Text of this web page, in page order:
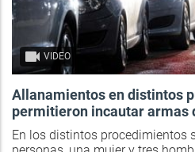
VIDEO
Allanamientos en distintos
permitieron incautar armas
En los distintos procedimientos